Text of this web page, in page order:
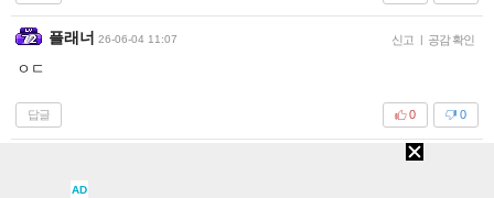
플래너 26-06-04 11:07 신고 | 공감 확인
ㅇㄷ
답글 0
0
AD